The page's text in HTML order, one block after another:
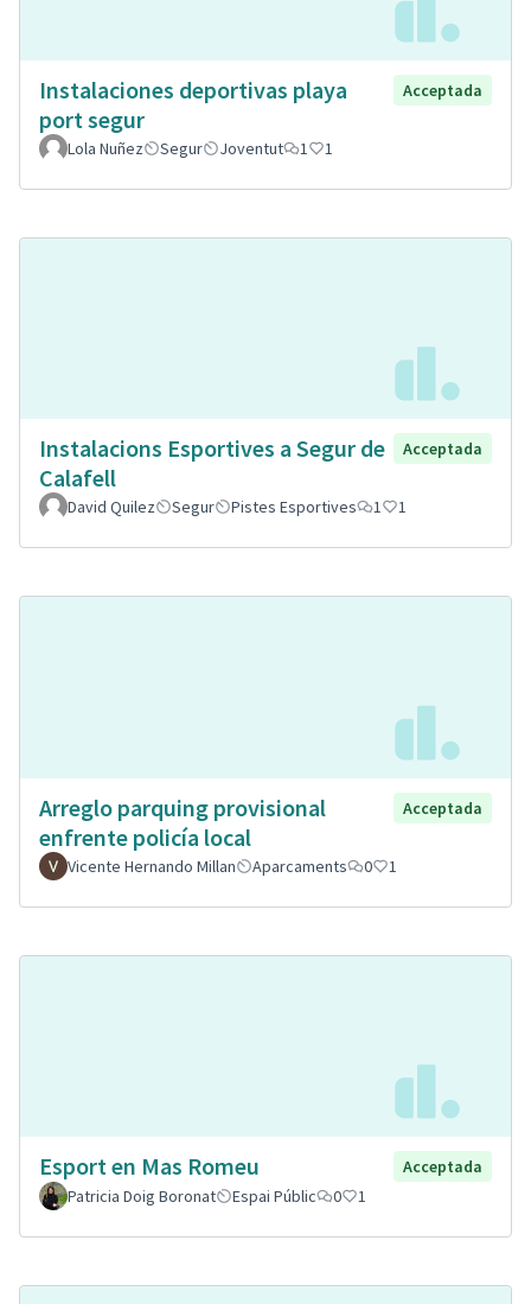
Instalaciones deportivas playa
port segur
Acceptada
Lola Nuñez Segur Joventut 1 1
Instalacions Esportives a Segur de
Calafell
Acceptada
David Quilez Segur Pistes Esportives 1 1
Arreglo parquing provisional
enfrente policía local
Acceptada
Vicente Hernando Millan Aparcaments 0 1
Esport en Mas Romeu
Acceptada
Patricia Doig Boronat
Espai Públic 0 1